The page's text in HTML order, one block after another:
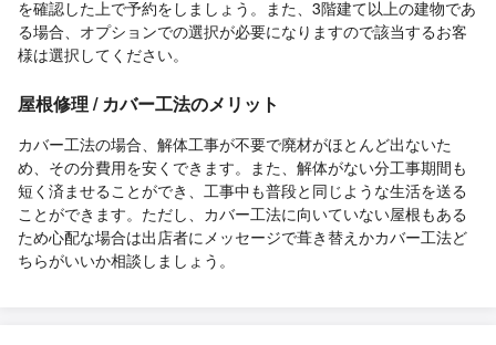
を確認した上で予約をしましょう。また、3階建て以上の建物であ
る場合、オプションでの選択が必要になりますので該当するお客
様は選択してください。
屋根修理 / カバー工法のメリット
カバー工法の場合、解体工事が不要で廃材がほとんど出ないた
め、その分費用を安くできます。また、解体がない分工事期間も
短く済ませることができ、工事中も普段と同じような生活を送る
ことができます。ただし、カバー工法に向いていない屋根もある
ため心配な場合は出店者にメッセージで葺き替えかカバー工法ど
ちらがいいか相談しましょう。